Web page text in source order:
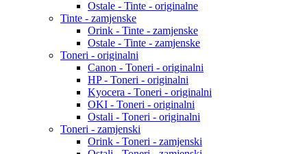
Ostale - Tinte - originalne
Tinte - zamjenske
Orink - Tinte - zamjenske
Ostale - Tinte - zamjenske
Toneri - originalni
Canon - Toneri - originalni
HP - Toneri - originalni
Kyocera - Toneri - originalni
OKI - Toneri - originalni
Ostali - Toneri - originalni
Toneri - zamjenski
Orink - Toneri - zamjenski